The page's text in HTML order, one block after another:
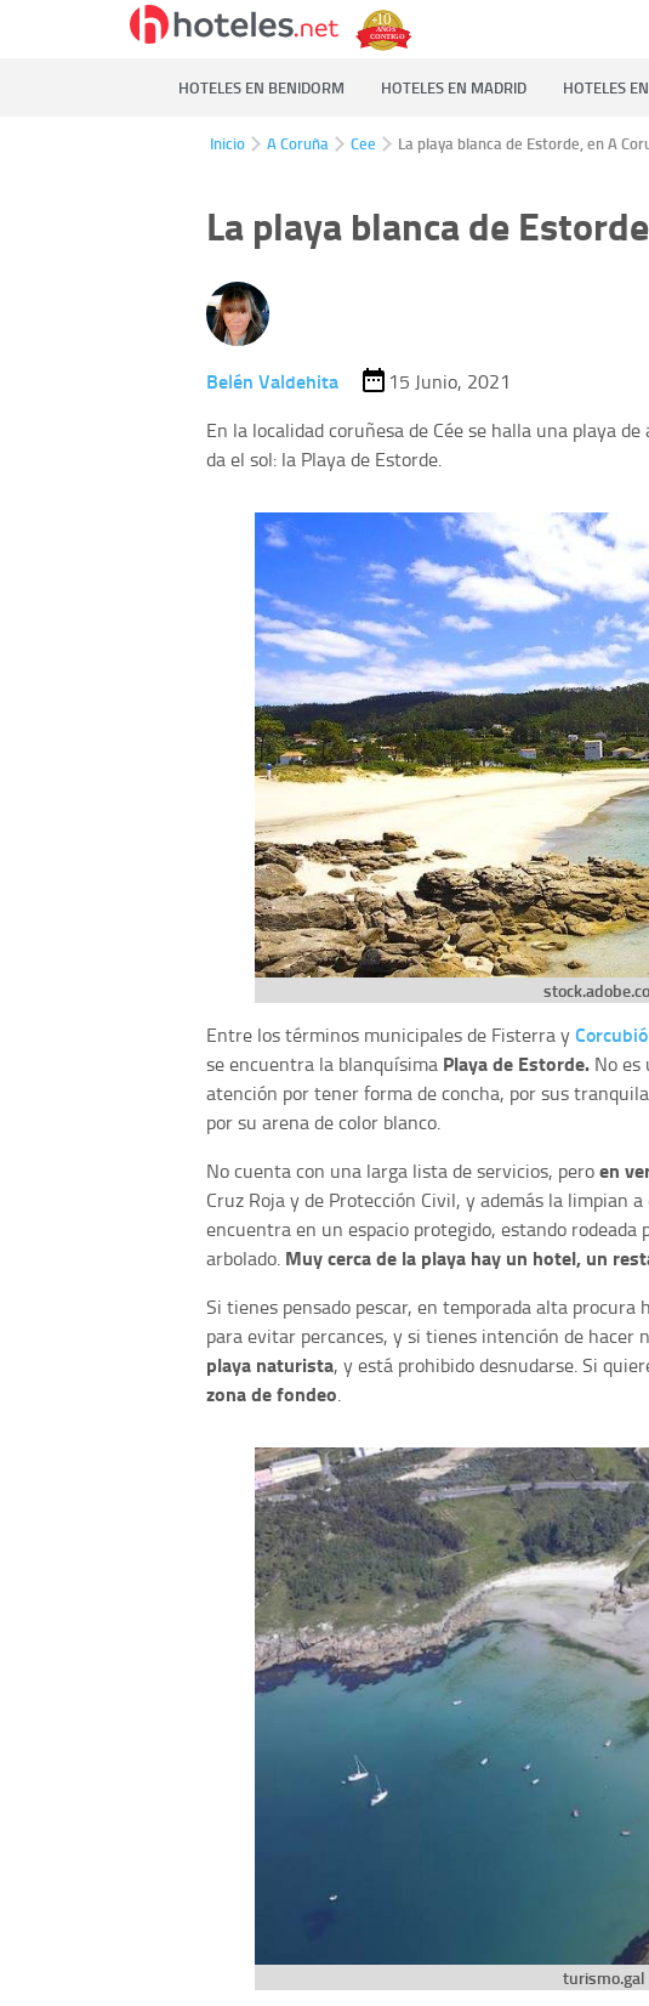
HOTELES EN BENIDORM HOTELES EN MADRID HOTELES
Inicio A Coruña Cee La playa blanca de Estorde, en A
La playa blanca de
Belén Valdehita
15 Junio, 2021
En la localidad coruñesa de Cée se halla una playa
da el sol: la Playa de Estorde.
Entre los términos municipales de Fisterra y
se encuentra la blanquísima Playa de Estorde. No es
atención por tener forma de concha, por sus
por su arena de color blanco.
No cuenta con una larga lista de servicios, peroen
Cruz Roja y de Protección Civil, y además la limpian
encuentra en un espacio protegido, estando rodeada
arbolado. Muy cerca de la playa hay un hotel, un
Si tienes pensado pescar, en temporada alta
para evitar percances, y si tienes intención de hacer
playa naturista, y está prohibido desnudarse. Si
zona de fondeo.
turismo.gal